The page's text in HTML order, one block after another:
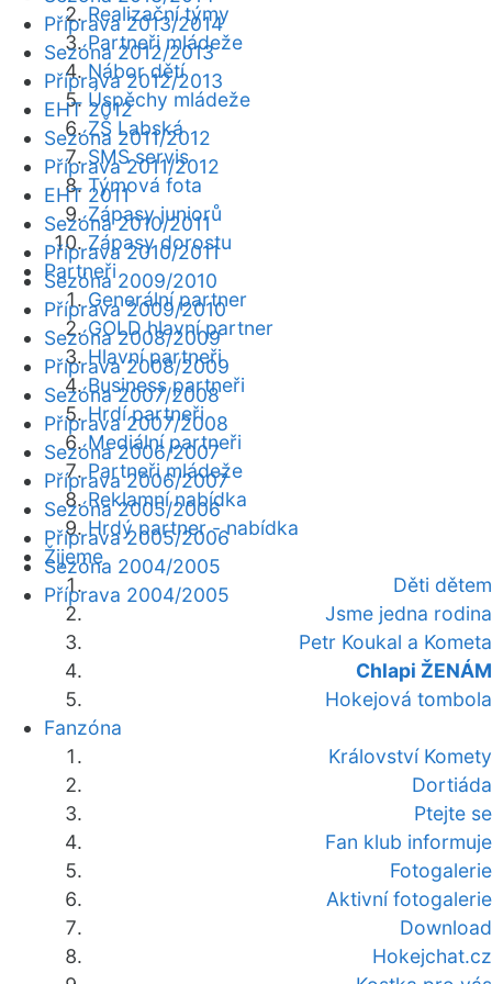
Realizační týmy
Partneři mládeže
Nábor dětí
Úspěchy mládeže
ZŠ Labská
SMS servis
Týmová fota
Zápasy juniorů
Zápasy dorostu
Partneři
Generální partner
GOLD hlavní partner
Hlavní partneři
Business partneři
Hrdí partneři
Mediální partneři
Partneři mládeže
Reklamní nabídka
Hrdý partner - nabídka
Žijeme
Děti dětem
Jsme jedna rodina
Petr Koukal a Kometa
Chlapi ŽENÁM
Hokejová tombola
Fanzóna
Království Komety
Dortiáda
Ptejte se
Fan klub informuje
Fotogalerie
Aktivní fotogalerie
Download
Hokejchat.cz
Příprava 2013/2014
Sezóna 2012/2013
Příprava 2012/2013
EHT 2012
Sezóna 2011/2012
Příprava 2011/2012
EHT 2011
Sezóna 2010/2011
Příprava 2010/2011
Sezóna 2009/2010
Příprava 2009/2010
Sezóna 2008/2009
Příprava 2008/2009
Sezóna 2007/2008
Příprava 2007/2008
Sezóna 2006/2007
Příprava 2006/2007
Sezóna 2005/2006
Příprava 2005/2006
Sezóna 2004/2005
Příprava 2004/2005